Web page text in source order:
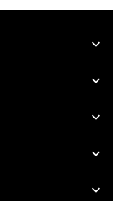




